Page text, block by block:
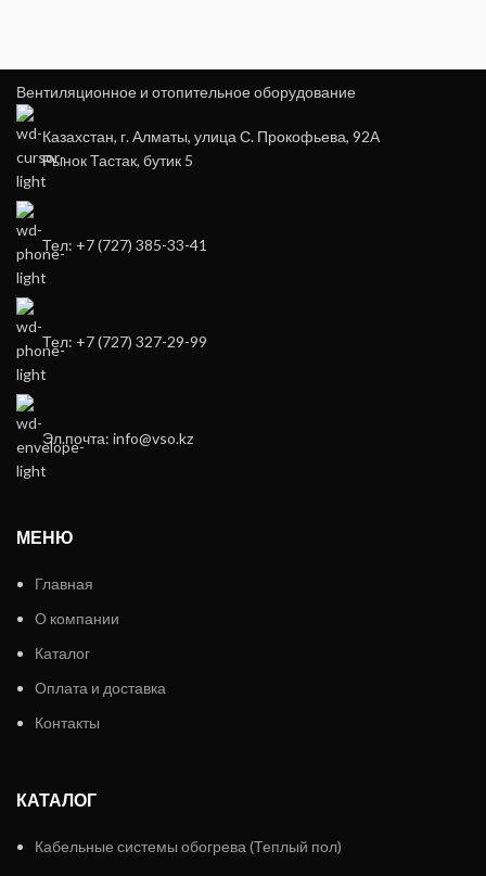
Вентиляционное и отопительное оборудование
Казахстан, г. Алматы, улица С. Прокофьева, 92А
Рынок Тастак, бутик 5
Тел: +7 (727) 385-33-41
Тел: +7 (727) 327-29-99
Эл.почта: info@vso.kz
МЕНЮ
Главная
О компании
Каталог
Оплата и доставка
Контакты
КАТАЛОГ
Кабельные системы обогрева (Теплый пол)